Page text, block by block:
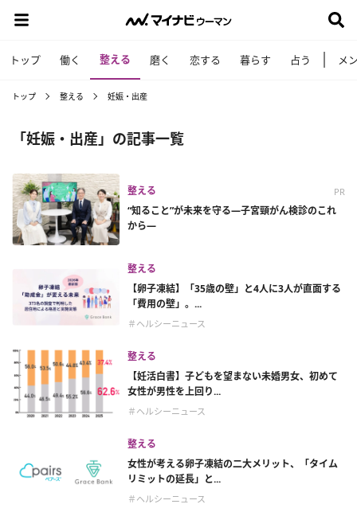
トップ 働く 整える 磨く 恋する 暮らす 占う メ
トップ 整える 妊娠・出産
「妊娠・出産」の記事一覧
整える PR
“知ること”が未来を守る―子宮頸がん検診のこれ
から―
整える
【卵子凍結】「35歳の壁」と4人に3人が直面する
「費用の壁」。...
＃ヘルシーニュース
整える
【妊活白書】子どもを望まない未婚男女、初めて
女性が男性を上回り...
＃ヘルシーニュース
整える
女性が考える卵子凍結の二大メリット、「タイム
リミットの延長」と...
＃ヘルシーニュース